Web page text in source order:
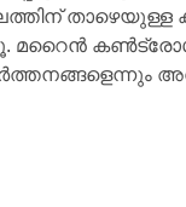
മറൈൻ